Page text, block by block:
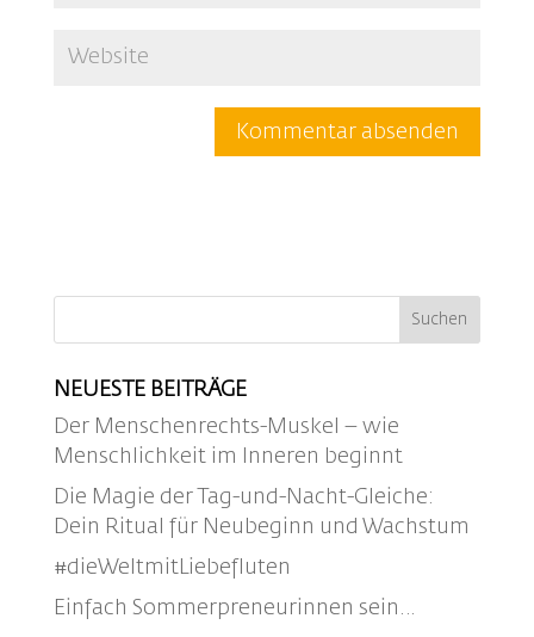
NEUESTE BEITRÄGE
Der Menschenrechts-Muskel – wie
Menschlichkeit im Inneren beginnt
Die Magie der Tag-und-Nacht-Gleiche:
Dein Ritual für Neubeginn und Wachstum
#dieWeltmitLiebefluten
Einfach Sommerpreneurinnen sein…